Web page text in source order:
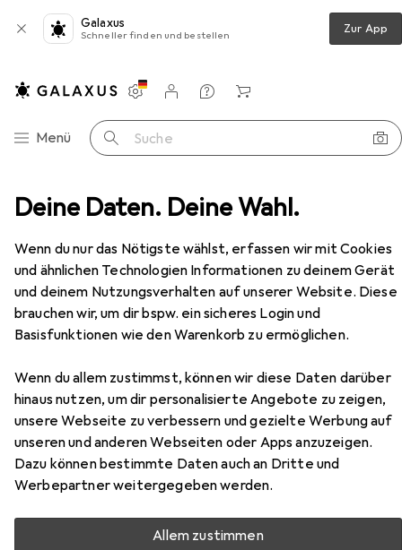
Deine Daten. Deine Wahl.
Wenn du nur das Nötigste wählst, erfassen wir mit Cookies
und ähnlichen Technologien Informationen zu deinem Gerät
und deinem Nutzungsverhalten auf unserer Website. Diese
brauchen wir, um dir bspw. ein sicheres Login und
Basisfunktionen wie den Warenkorb zu ermöglichen.
Wenn du allem zustimmst, können wir diese Daten darüber
hinaus nutzen, um dir personalisierte Angebote zu zeigen,
unsere Webseite zu verbessern und gezielte Werbung auf
unseren und anderen Webseiten oder Apps anzuzeigen.
Dazu können bestimmte Daten auch an Dritte und
Werbepartner weitergegeben werden.
Allem zustimmen
Galaxus
Schneller finden und bestellen Zur App
Navigation nach Kategorien
Menü Suche
Einstellungen
Kundenkonto
Vergleichslisten
Merklisten
Warenkorb
Güde Solingen Alpha Kochmesser 16 cm Olive
EUR
133,72
Güde SolingenAlpha Kochmesser 16
cm Olive
16 cm
Zubehör für Güde Solingen Alpha
Kochmesser 16 cm Olive
Hier findest du passendes Zubehör zum Produkt Güde
Kategorien Messerschärfer und Schneidebrett.